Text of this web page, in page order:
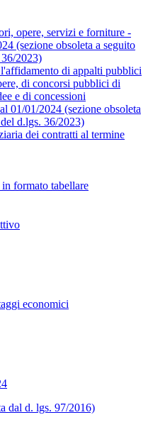
opere, servizi e forniture -
(sezione obsoleta a seguito
2023)
di appalti pubblici
di concorsi pubblici di
e di concessioni
01/01/2024 (sezione obsoleta
d.lgs. 36/2023)
dei contratti al termine
formato tabellare
economici
dal d. lgs. 97/2016)